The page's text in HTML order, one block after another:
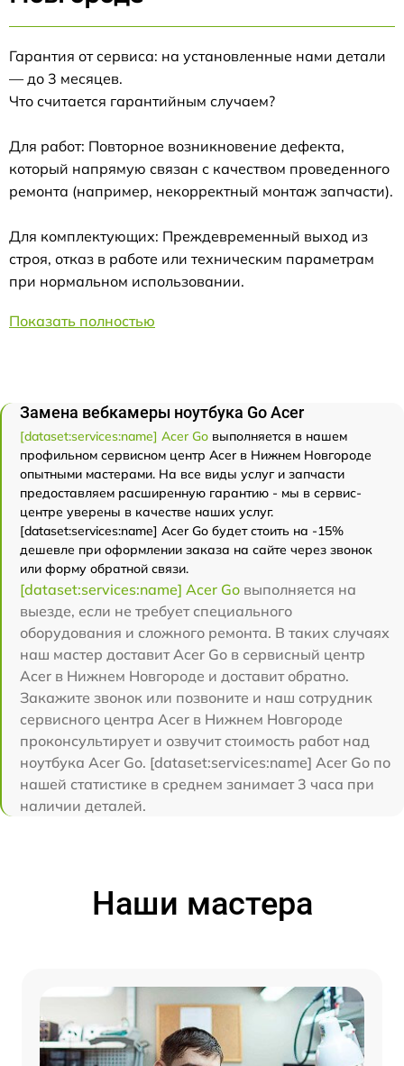
Гарантия от сервиса: на установленные нами детали
— до 3 месяцев.
Что считается гарантийным случаем?
Для работ: Повторное возникновение дефекта,
который напрямую связан с качеством проведенного
ремонта (например, некорректный монтаж запчасти).
Для комплектующих: Преждевременный выход из
строя, отказ в работе или техническим параметрам
при нормальном использовании.
Показать полностью
Замена вебкамеры ноутбука Go Acer
[dataset:services:name] Acer Go выполняется в нашем
профильном сервисном центр Acer в Нижнем Новгороде
опытными мастерами. На все виды услуг и запчасти
предоставляем расширенную гарантию - мы в сервис-
центре уверены в качестве наших услуг.
[dataset:services:name] Acer Go будет стоить на -15%
дешевле при оформлении заказа на сайте через звонок
или форму обратной связи.
[dataset:services:name] Acer Go выполняется на
выезде, если не требует специального
оборудования и сложного ремонта. В таких случаях
наш мастер доставит Acer Go в сервисный центр
Acer в Нижнем Новгороде и доставит обратно.
Закажите звонок или позвоните и наш сотрудник
сервисного центра Acer в Нижнем Новгороде
проконсультирует и озвучит стоимость работ над
ноутбука Acer Go. [dataset:services:name] Acer Go по
нашей статистике в среднем занимает 3 часа при
наличии деталей.
Наши мастера